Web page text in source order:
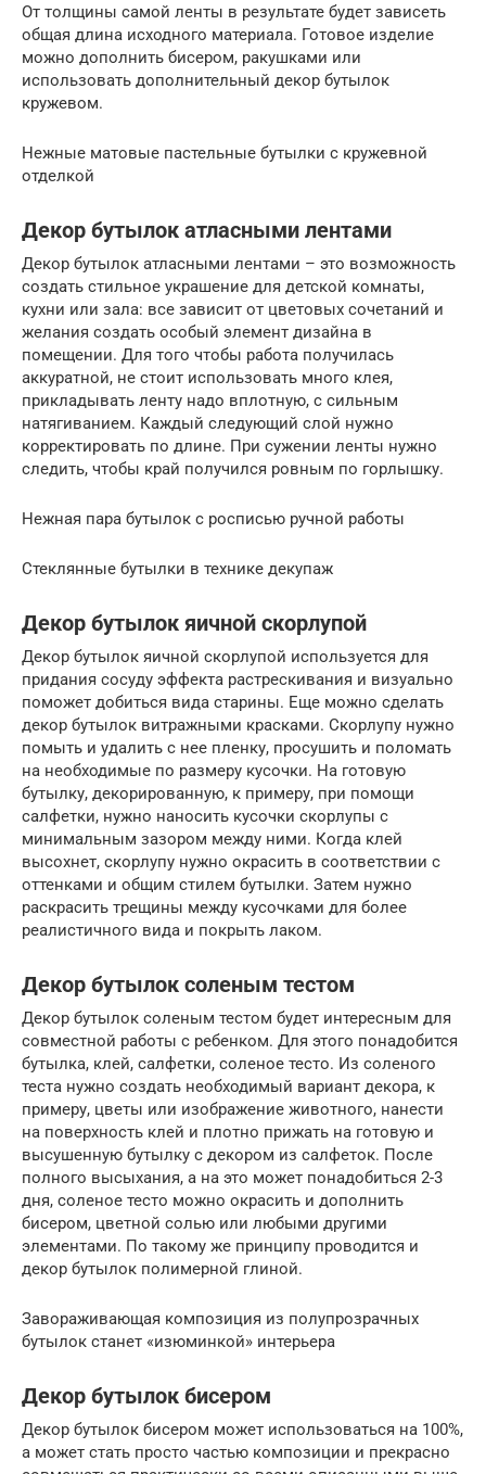
От толщины самой ленты в результате будет зависеть
общая длина исходного материала. Готовое изделие
можно дополнить бисером, ракушками или
использовать дополнительный декор бутылок
кружевом.
Нежные матовые пастельные бутылки с кружевной
отделкой
Декор бутылок атласными лентами
Декор бутылок атласными лентами – это возможность
создать стильное украшение для детской комнаты,
кухни или зала: все зависит от цветовых сочетаний и
желания создать особый элемент дизайна в
помещении. Для того чтобы работа получилась
аккуратной, не стоит использовать много клея,
прикладывать ленту надо вплотную, с сильным
натягиванием. Каждый следующий слой нужно
корректировать по длине. При сужении ленты нужно
следить, чтобы край получился ровным по горлышку.
Нежная пара бутылок с росписью ручной работы
Стеклянные бутылки в технике декупаж
Декор бутылок яичной скорлупой
Декор бутылок яичной скорлупой используется для
придания сосуду эффекта растрескивания и визуально
поможет добиться вида старины. Еще можно сделать
декор бутылок витражными красками. Скорлупу нужно
помыть и удалить с нее пленку, просушить и поломать
на необходимые по размеру кусочки. На готовую
бутылку, декорированную, к примеру, при помощи
салфетки, нужно наносить кусочки скорлупы с
минимальным зазором между ними. Когда клей
высохнет, скорлупу нужно окрасить в соответствии с
оттенками и общим стилем бутылки. Затем нужно
раскрасить трещины между кусочками для более
реалистичного вида и покрыть лаком.
Декор бутылок соленым тестом
Декор бутылок соленым тестом будет интересным для
совместной работы с ребенком. Для этого понадобится
бутылка, клей, салфетки, соленое тесто. Из соленого
теста нужно создать необходимый вариант декора, к
примеру, цветы или изображение животного, нанести
на поверхность клей и плотно прижать на готовую и
высушенную бутылку с декором из салфеток. После
полного высыхания, а на это может понадобиться 2-3
дня, соленое тесто можно окрасить и дополнить
бисером, цветной солью или любыми другими
элементами. По такому же принципу проводится и
декор бутылок полимерной глиной.
Завораживающая композиция из полупрозрачных
бутылок станет «изюминкой» интерьера
Декор бутылок бисером
Декор бутылок бисером может использоваться на 100%,
а может стать просто частью композиции и прекрасно